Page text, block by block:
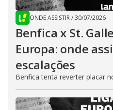
ONDE ASSISTIR/30/07/2026
Benfica x St.
Europa: onde
escalações
Benfica tenta reverter placar